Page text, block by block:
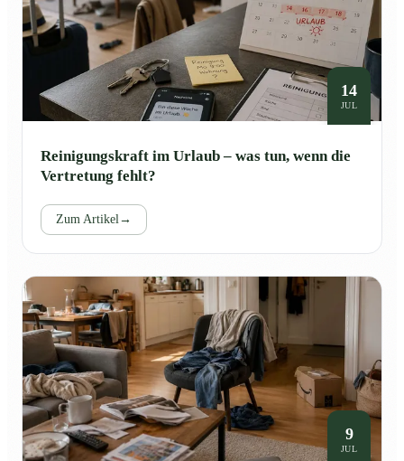
14
JUL
Reinigungskraft im Urlaub – was tun, wenn die
Vertretung fehlt?
Zum Artikel→
9
JUL